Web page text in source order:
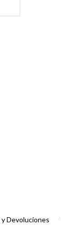
y Devoluciones